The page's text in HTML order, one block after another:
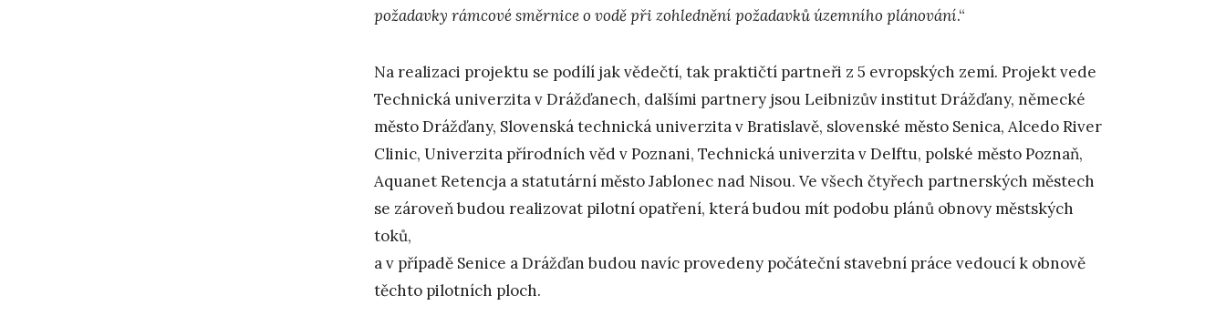
požadavky rámcové směrnice o vodě při zohlednění požadavků územního plánování.“
Na realizaci projektu se podílí jak vědečtí, tak praktičtí partneři z 5 evropských zemí. Projekt vede
Technická univerzita v Drážďanech, dalšími partnery jsou Leibnizův institut Drážďany, německé
město Drážďany, Slovenská technická univerzita v Bratislavě, slovenské město Senica, Alcedo River
Clinic, Univerzita přírodních věd v Poznani, Technická univerzita v Delftu, polské město Poznaň,
Aquanet Retencja a statutární město Jablonec nad Nisou. Ve všech čtyřech partnerských městech
se zároveň budou realizovat pilotní opatření, která budou mít podobu plánů obnovy městských
toků,
a v případě Senice a Drážďan budou navíc provedeny počáteční stavební práce vedoucí k obnově
těchto pilotních ploch.